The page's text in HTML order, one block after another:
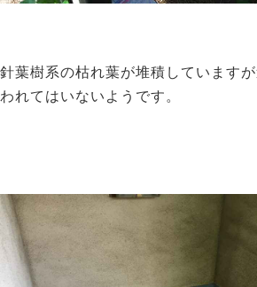
針葉樹系の枯れ葉が堆積しています
われてはいないようです。